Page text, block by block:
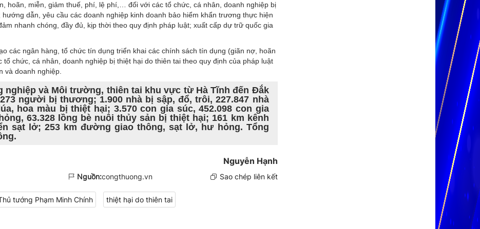
hoãn, miễn, giảm thuế, phí, lệ phí,… đối với các tổ chức, cá nhân, doanh nghiệp bị
dẫn, yêu cầu các doanh nghiệp kinh doanh bảo hiểm khẩn trương thực hiện
nhanh chóng, đầy đủ, kịp thời theo quy định pháp luật; xuất cấp dự trữ quốc gia
các ngân hàng, tổ chức tín dụng triển khai các chính sách tín dụng (giãn nợ, hoãn
chức, cá nhân, doanh nghiệp bị thiệt hại do thiên tai theo quy định của pháp luật
và doanh nghiệp.
nghiệp và Môi trường, thiên tai khu vực từ Hà Tĩnh đến Đắk
người bị thương; 1.900 nhà bị sập, đổ, trôi, 227.847 nhà
hoa màu bị thiệt hại; 3.570 con gia súc, 452.098 con gia
63.328 lồng bè nuôi thủy sản bị thiệt hại; 161 km kênh
sạt lở; 253 km đường giao thông, sạt lở, hư hỏng. Tổng
Nguyễn Hạnh
Nguồn:congthuong.vn Sao chép liên kết
tướng Phạm Minh Chính thiệt hại do thiên tai